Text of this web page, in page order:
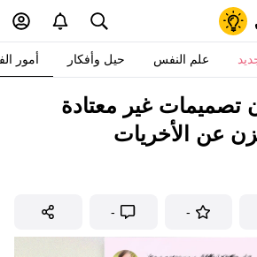
علم النفس حيل وأفكار أمور
تصميمات غير معتادة
عن الأخريات
-
-